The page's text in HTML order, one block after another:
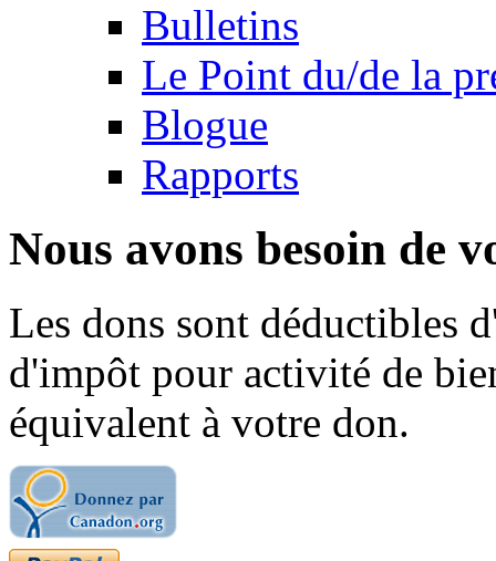
Bulletins
Le Point du/de la
Blogue
Rapports
Nous avons besoin de
Les dons sont déductibles
d'impôt pour activité de
équivalent à votre don.